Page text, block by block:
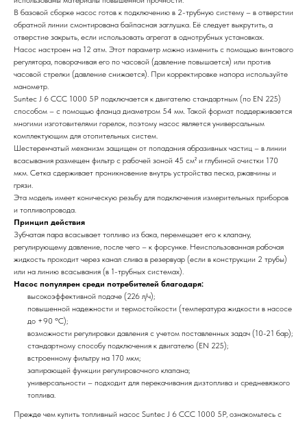
В базовой сборке насос готов к подключению в 2-трубную систему – в отверстии
обратной линии смонтирована байпасная заглушка. Её следует выкрутить, а
отверстие закрыть, если использовать агрегат в однотрубных установках.
Насос настроен на 12 атм. Этот параметр можно изменить с помощью винтового
регулятора, поворачивая его по часовой (давление повышается) или против
часовой стрелки (давление снижается). При корректировке напора используйте
манометр.
Suntec J 6 CCC 1000 5P подключается к двигателю стандартным (по EN 225)
способом – с помощью фланца диаметром 54 мм. Такой формат поддерживается
многими изготовителями горелок, поэтому насос является универсальным
комплектующим для отопительных систем.
Шестеренчатый механизм защищен от попадания абразивных частиц – в линии
всасывания размещен фильтр с рабочей зоной 45 см² и глубиной очистки 170
мкм. Сетка сдерживает проникновение внутрь устройства песка, ржавчины и
грязи.
Эта модель имеет коническую резьбу для подключения измерительных приборов
и топливопровода.
Принцип действия
Зубчатая пара всасывает топливо из бака, перемещает его к клапану,
регулирующему давление, после чего – к форсунке. Неиспользованная рабочая
жидкость проходит через канал слива в резервуар (если в конструкции 2 трубы)
или на линию всасывания (в 1-трубных системах).
Насос популярен среди потребителей благодаря:
высокоэффективной подаче (226 л/ч);
повышенной надежности и термостойкости (температура жидкости в насосе
до +90 ºC);
возможности регулировки давления с учетом поставленных задач (10-21 бар);
стандартному способу подключения к двигателю (EN 225);
встроенному фильтру на 170 мкм;
запирающей функции регулировочного клапана;
универсальности – подходит для перекачивания дизтоплива и средневязкого
топлива.
Прежде чем купить топливный насос Suntec J 6 CCC 1000 5P, ознакомьтесь с